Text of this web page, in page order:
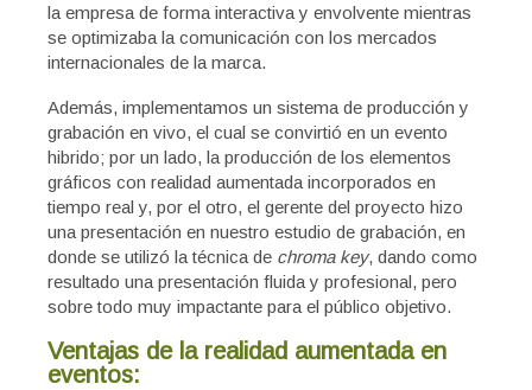
la empresa de forma interactiva y envolvente mientras
se optimizaba la comunicación con los mercados
internacionales de la marca.
Además, implementamos un sistema de producción y
grabación en vivo, el cual se convirtió en un evento
hibrido; por un lado, la producción de los elementos
gráficos con realidad aumentada incorporados en
tiempo real y, por el otro, el gerente del proyecto hizo
una presentación en nuestro estudio de grabación, en
donde se utilizó la técnica de chroma key, dando como
resultado una presentación fluida y profesional, pero
sobre todo muy impactante para el público objetivo.
Ventajas de la realidad aumentada en
eventos: